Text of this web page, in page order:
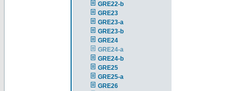
GRE22-b
GRE23
GRE23-a
GRE23-b
GRE24
GRE24-a
GRE24-b
GRE25
GRE25-a
GRE26